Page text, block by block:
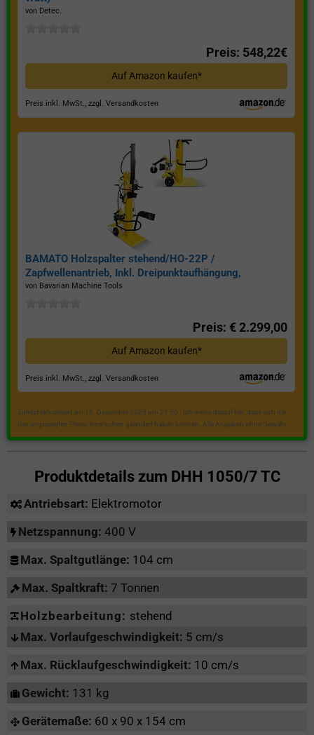
von Detec.
Preis: 548,22€
Auf Amazon kaufen*
Preis inkl. MwSt., zzgl. Versandkosten
BAMATO Holzspalter stehend/HO-22P /
Zapfwellenantrieb, Inkl. Dreipunktaufhängung,
Spaltkraft 22 Tonnen*
von Bavarian Machine Tools
Preis: € 2.299,00
Auf Amazon kaufen*
Preis inkl. MwSt., zzgl. Versandkosten
Zuletzt aktualisiert am 18. Dezember 2023 um 21:50 . Ich weise darauf hin, dass sich die
hier angezeigten Preise inzwischen geändert haben können. Alle Angaben ohne Gewähr.
Produktdetails zum DHH 1050/7 TC
Antriebsart: Elektromotor
Netzspannung: 400 V
Max. Spaltgutlänge: 104 cm
Max. Spaltkraft: 7 Tonnen
Holzbearbeitung: stehend
Max. Vorlaufgeschwindigkeit: 5 cm/s
Max. Rücklaufgeschwindigkeit: 10 cm/s
Gewicht: 131 kg
Gerätemaße: 60 x 90 x 154 cm